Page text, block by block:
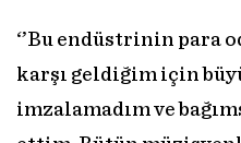
‘’Bu endüstrinin para
karşı geldiğim için
imzalamadım ve